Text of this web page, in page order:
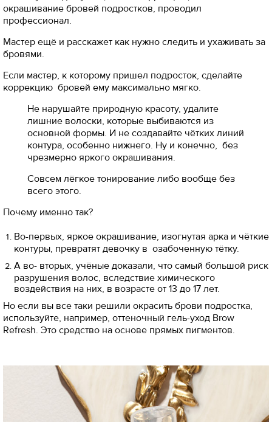
окрашивание бровей подростков, проводил
профессионал.
Мастер ещё и расскажет как нужно следить и ухаживать за
бровями.
Если мастер, к которому пришел подросток, сделайте
коррекцию бровей ему максимально мягко.
Не нарушайте природную красоту, удалите
лишние волоски, которые выбиваются из
основной формы. И не создавайте чётких линий
контура, особенно нижнего. Ну и конечно, без
чрезмерно яркого окрашивания.
Совсем лёгкое тонирование либо вообще без
всего этого.
Почему именно так?
Во-первых, яркое окрашивание, изогнутая арка и чёткие
контуры, превратят девочку в озабоченную тётку.
А во- вторых, учёные доказали, что самый большой риск
разрушения волос, вследствие химического
воздействия на них, в возрасте от 13 до 17 лет.
Но если вы все таки решили окрасить брови подростка,
используйте, например, оттеночный гель-уход Brow
Refresh. Это средство на основе прямых пигментов.